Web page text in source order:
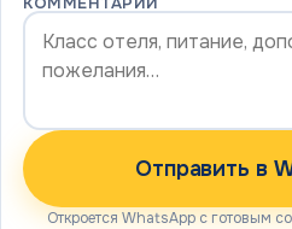
Отправить в
Откроется WhatsApp с готовым